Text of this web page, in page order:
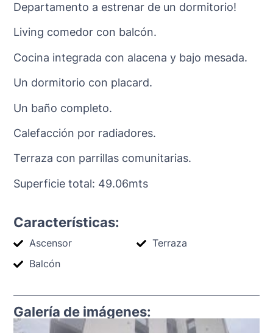
Departamento a estrenar de un dormitorio!
Living comedor con balcón.
Cocina integrada con alacena y bajo mesada.
Un dormitorio con placard.
Un baño completo.
Calefacción por radiadores.
Terraza con parrillas comunitarias.
Superficie total: 49.06mts
Características:
Ascensor
Terraza
Balcón
Galería de imágenes: